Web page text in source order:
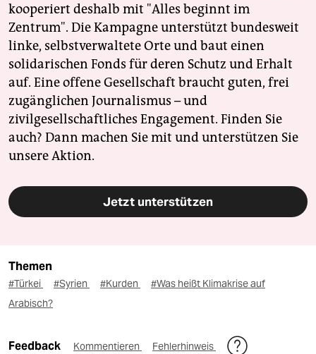
kooperiert deshalb mit "Alles beginnt im
Zentrum". Die Kampagne unterstützt bundesweit
linke, selbstverwaltete Orte und baut einen
solidarischen Fonds für deren Schutz und Erhalt
auf. Eine offene Gesellschaft braucht guten, frei
zugänglichen Journalismus – und
zivilgesellschaftliches Engagement. Finden Sie
auch? Dann machen Sie mit und unterstützen Sie
unsere Aktion.
Jetzt unterstützen
Themen
#Türkei #Syrien #Kurden
#Was heißt Klimakrise auf
Arabisch?
Feedback Kommentieren Fehlerhinweis